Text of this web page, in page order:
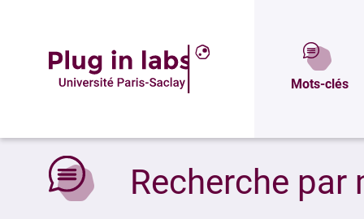
Mots-clés
Recherche par